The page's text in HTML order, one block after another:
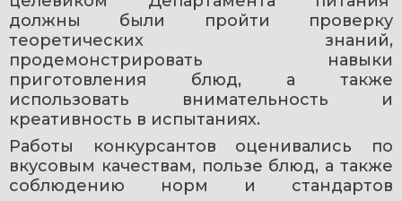
должны были пройти проверку
теоретических знаний,
продемонстрировать навыки
приготовления блюд, а также
использовать внимательность и
креативность в испытаниях.
Работы конкурсантов оценивались по
вкусовым качествам, пользе блюд, а также
соблюдению норм и стандартов